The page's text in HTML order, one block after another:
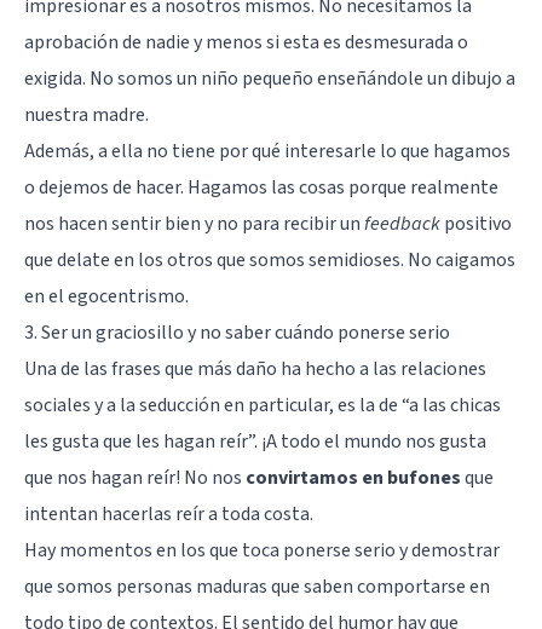
impresionar es a nosotros mismos. No necesitamos la
aprobación de nadie y menos si esta es desmesurada o
exigida. No somos un niño pequeño enseñándole un dibujo a
nuestra madre.
Además, a ella no tiene por qué interesarle lo que hagamos
o dejemos de hacer. Hagamos las cosas porque realmente
nos hacen sentir bien y no para recibir unfeedbackpositivo
que delate en los otros que somos semidioses. No caigamos
en elegocentrismo.
3. Ser un graciosillo y no saber cuándo ponerse serio
Una de las frases que más daño ha hecho a las relaciones
sociales y a la seducción en particular, es la de “a las chicas
les gusta que les hagan reír”. ¡A todo el mundo nos gusta
que nos hagan reír! No nos convirtamos en bufonesque
intentan hacerlas reír a toda costa.
Hay momentos en los que toca ponerse serio y demostrar
que somos personas maduras que saben comportarse en
todo tipo de contextos. El sentido del humor hay que